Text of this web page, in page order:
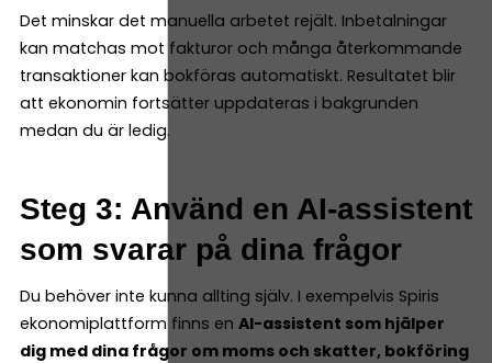
Det minskar det manuella arbetet rejält. Inbetalningar
kan matchas mot fakturor och många återkommande
transaktioner kan bokföras automatiskt. Resultatet blir
att ekonomin fortsätter uppdateras i bakgrunden
medan du är ledig.
Steg 3: Använd en AI-assistent
som svarar på dina frågor
Du behöver inte kunna allting själv. I exempelvis Spiris
ekonomiplattform finns en AI-assistent som hjälper
dig med dina frågor om moms och skatter, bokföring